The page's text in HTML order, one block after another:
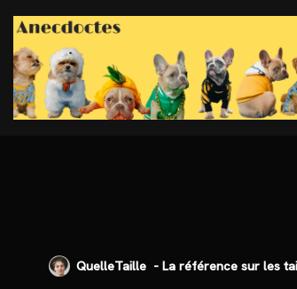
Skip
to
content
QuelleTaille